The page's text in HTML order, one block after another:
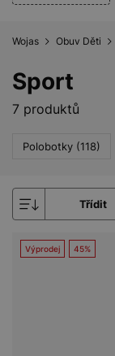
Wojas Obuv Děti
Sport
7 produktů
Polobotky (118)
Třídit
Výprodej 45%